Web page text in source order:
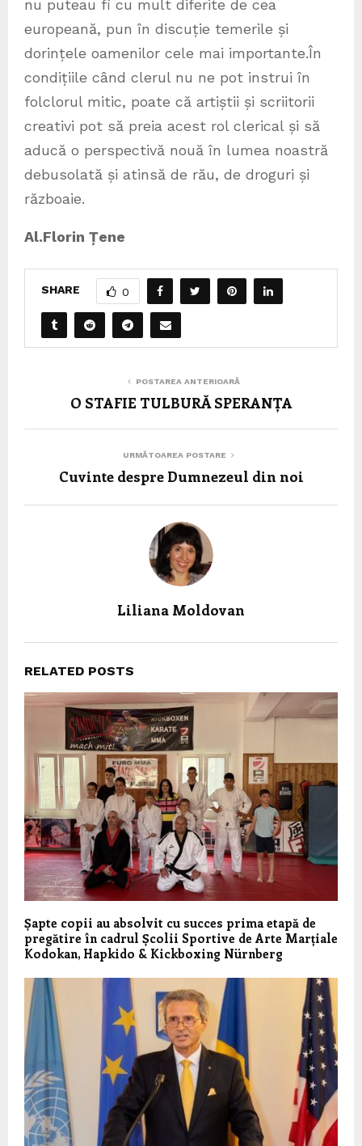
nu puteau fi cu mult diferite de cea
europeană, pun în discuție temerile și
dorințele oamenilor cele mai importante.În
condițiile când clerul nu ne pot instrui în
folclorul mitic, poate că artiștii și scriitorii
creativi pot să preia acest rol clerical și să
aducă o perspectivă nouă în lumea noastră
debusolată și atinsă de rău, de droguri și
războaie.
Al.Florin Țene
SHARE 0
POSTAREA ANTERIOARĂ
O STAFIE TULBURĂ SPERANȚA
URMĂTOAREA POSTARE
Cuvinte despre Dumnezeul din noi
Liliana Moldovan
RELATED POSTS
Șapte copii au absolvit cu succes prima etapă de
pregătire în cadrul Școlii Sportive de Arte Marțiale
Kodokan, Hapkido & Kickboxing Nürnberg